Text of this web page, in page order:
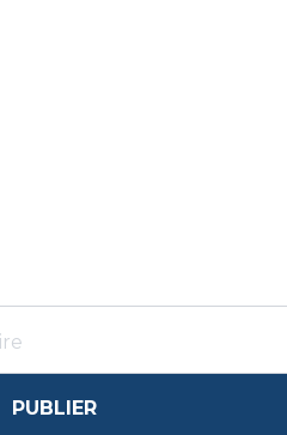
PUBLIER